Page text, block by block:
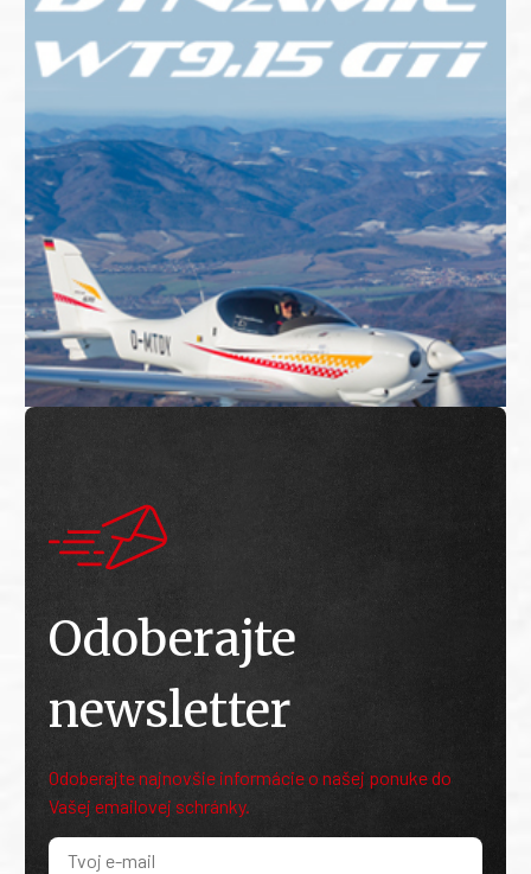
Odoberajte
newsletter
Odoberajte najnovšie informácie o našej ponuke do
Vašej emailovej schránky.